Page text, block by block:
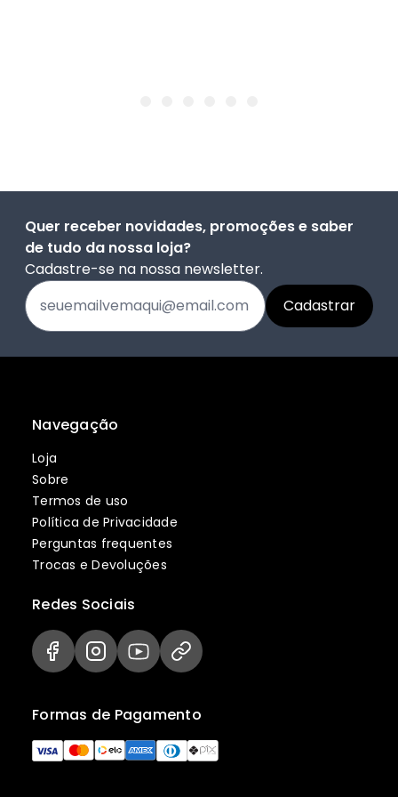
Quer receber novidades, promoções e saber
de tudo da nossa loja?
Cadastre-se na nossa newsletter.
Navegação
Loja
Sobre
Termos de uso
Política de Privacidade
Perguntas frequentes
Trocas e Devoluções
Formas de Pagamento
Redes Sociais